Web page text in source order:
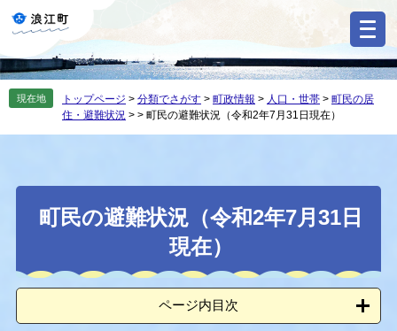
の
先
す
ー
を
し
現在地 トップページ > 分類でさがす > 町政情報 > 人口・世帯 > 町民の居
住・避難状況 > > 町民の避難状況（令和2年7月31日現在）
本
町民の避難状況（令和2年7月31日
現在）
ページ内目次